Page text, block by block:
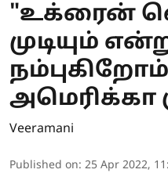
"உக்ரைன்
முடியும்
அமெரிக்கா
Veeramani
Published on: 25 Apr 2022,